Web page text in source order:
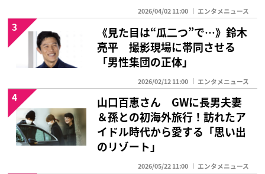
2026/04/02 11:00 エンタメニュース
《見た目は“瓜二つ”で…》鈴木
亮平 撮影現場に帯同させる
「男性集団の正体」
2026/02/12 11:00 エンタメニュース
3
山口百恵さん GWに長男夫妻
＆孫との初海外旅行！訪れたア
イドル時代から愛する「思い出
のリゾート」
2026/05/22 11:00 エンタメニュース
4